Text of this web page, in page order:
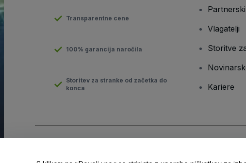
Transparentne cene
100% garancija naročila
Storitev za stranke od začetka do
konca
Vlagatelji
Storitve
Kariere